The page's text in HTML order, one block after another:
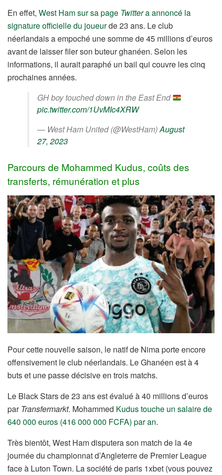
En effet, West Ham sur sa page Twittera annoncé la
signature officielle du joueurde 23 ans. Le club
néerlandais a empoché une somme de 45 millions d’euros
avant de laisser filer son buteur ghanéen. Selon les
informations, il aurait paraphé un bail qui couvre les cinq
prochaines années.
GH boy touched down in the East End
pic.twitter.com/1UvMIc4XRW
— West Ham United (@WestHam)August
27, 2023
Parcours de Mohammed Kudus, coûts des
transferts, rémunération et plus
Pour cette nouvelle saison, le natif de Nima porte encore
offensivement le club néerlandais. Le Ghanéen est à 4
buts et une passe décisive en trois matchs.
Le Black Stars de 23 ans est évalué à 40 millions d’euros
par Transfermarkt. Mohammed Kudus touche un salaire de
640 000 euros (416 000 000 FCFA) par an.
Très bientôt, West Ham disputera son match de la 4e
journée du championnat d’Angleterre de Premier League
face à Luton Town. La société de paris 1xbet (vous pouvez